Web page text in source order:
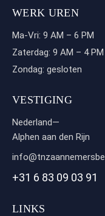
WERK UREN
Ma-Vri: 9 AM – 6 PM
Zaterdag: 9 AM – 4 PM
Zondag: gesloten
VESTIGING
Nederland—
Alphen aan den Rijn
+31 6 83 09 03 91
LINKS